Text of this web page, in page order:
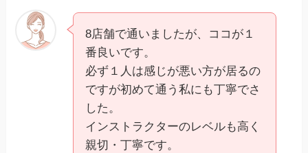
8店舗で通いましたが、ココが１
番良いです。
必ず１人は感じが悪い方が居るの
ですが初めて通う私にも丁寧でさ
した。
インストラクターのレベルも高く
親切・丁寧です。